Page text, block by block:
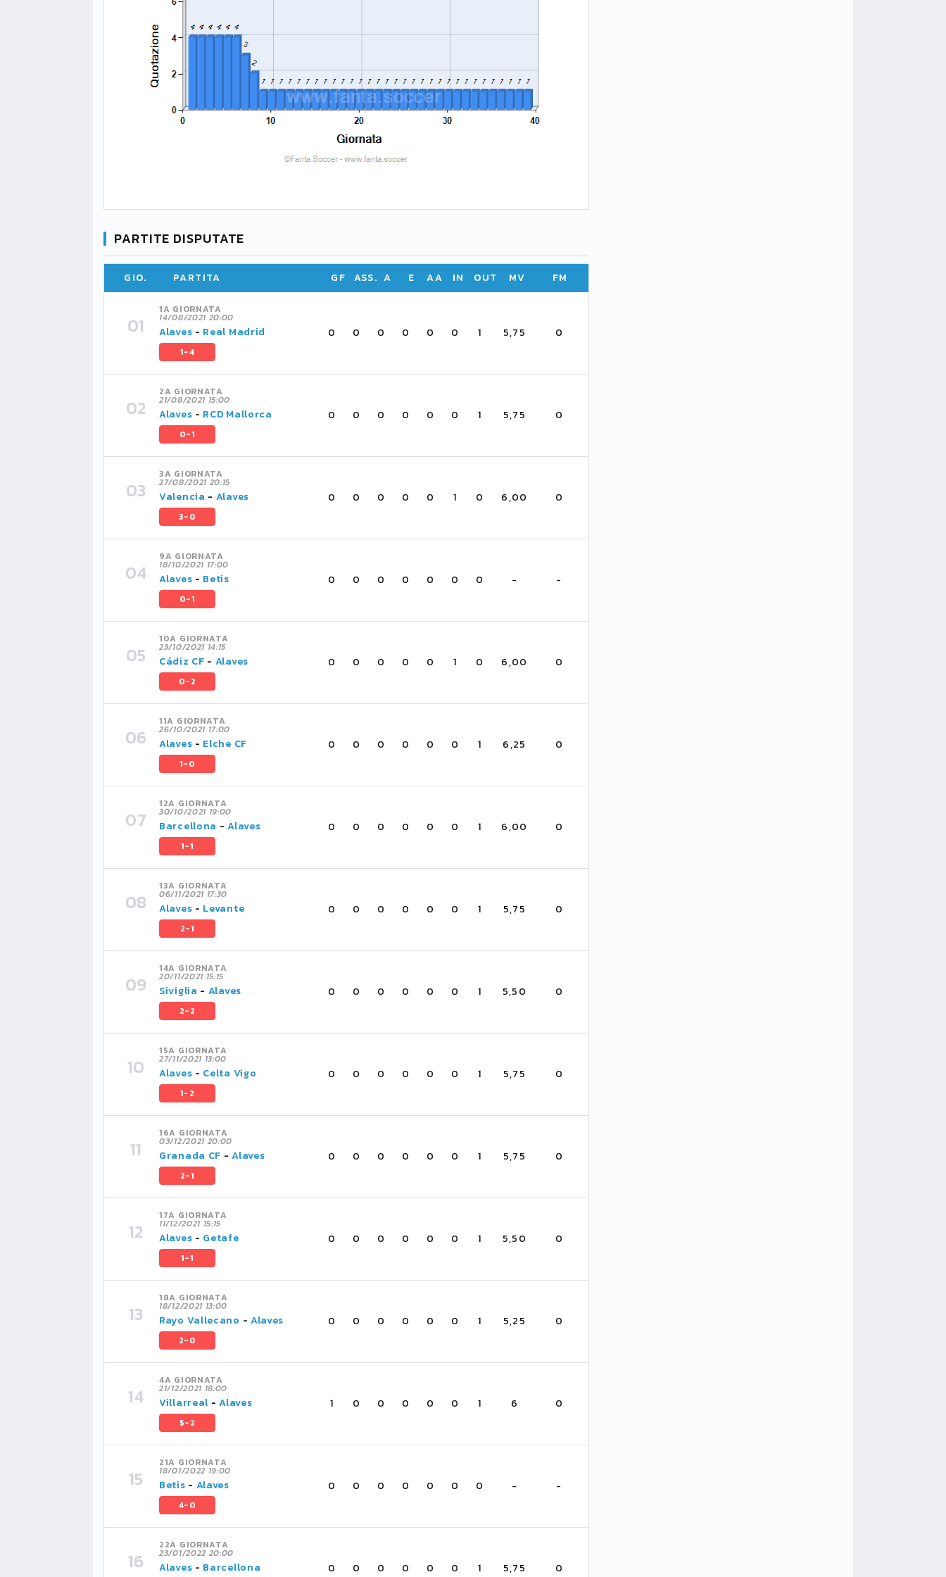
PARTITE DISPUTATE
GIO. PARTITA GF ASS. A E AA IN OUT MV FM
1A GIORNATA
14/08/2021 20:00
Alaves - Real Madrid
1-4
0 0 0 0 0 0 1 5,75 0
2A GIORNATA
21/08/2021 15:00
Alaves - RCD Mallorca
0-1
0 0 0 0 0 0 1 5,75 0
3A GIORNATA
27/08/2021 20:15
Valencia - Alaves
3-0
0 0 0 0 0 1 0 6,00 0
9A GIORNATA
18/10/2021 17:00
Alaves - Betis
0-1
0 0 0 0 0 0 0 - -
10A GIORNATA
23/10/2021 14:15
Cádiz CF - Alaves
0-2
0 0 0 0 0 1 0 6,00 0
11A GIORNATA
26/10/2021 17:00
Alaves - Elche CF
1-0
0 0 0 0 0 0 1 6,25 0
12A GIORNATA
30/10/2021 19:00
Barcellona -Alaves
1-1
0 0 0 0 0 0 1 6,00 0
13A GIORNATA
06/11/2021 17:30
Alaves - Levante
2-1
0 0 0 0 0 0 1 5,75 0
14A GIORNATA
20/11/2021 15:15
Siviglia - Alaves
2-2
0 0 0 0 0 0 1 5,50 0
15A GIORNATA
27/11/2021 13:00
Alaves - Celta Vigo
1-2
0 0 0 0 0 0 1 5,75 0
16A GIORNATA
03/12/2021 20:00
Granada CF -Alaves
2-1
0 0 0 0 0 0 1 5,75 0
17A GIORNATA
11/12/2021 15:15
Alaves - Getafe
1-1
0 0 0 0 0 0 1 5,50 0
18A GIORNATA
18/12/2021 13:00
Rayo Vallecano - Alaves
2-0
0 0 0 0 0 0 1 5,25 0
4A GIORNATA
21/12/2021 18:00
Villarreal -Alaves
5-2
1 0 0 0 0 0 1 6 0
21A GIORNATA
18/01/2022 19:00
Betis - Alaves
4-0
0 0 0 0 0 0 0 - -
22A GIORNATA
23/01/2022 20:00
Alaves - Barcellona 0 0 0 0 0 0 1 5,75 0